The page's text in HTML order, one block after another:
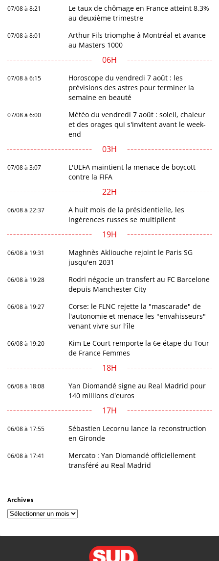
07/08 à 8:21
Le taux de chômage en France atteint 8,3%
au deuxième trimestre
07/08 à 8:01
Arthur Fils triomphe à Montréal et avance
au Masters 1000
06H
07/08 à 6:15
Horoscope du vendredi 7 août : les
prévisions des astres pour terminer la
semaine en beauté
07/08 à 6:00
Météo du vendredi 7 août : soleil, chaleur
et des orages qui s'invitent avant le week-
end
03H
07/08 à 3:07
L'UEFA maintient la menace de boycott
contre la FIFA
22H
06/08 à 22:37
A huit mois de la présidentielle, les
ingérences russes se multiplient
19H
06/08 à 19:31
Maghnès Akliouche rejoint le Paris SG
jusqu'en 2031
06/08 à 19:28
Rodri négocie un transfert au FC Barcelone
depuis Manchester City
06/08 à 19:27
Corse: le FLNC rejette la "mascarade" de
l'autonomie et menace les "envahisseurs"
venant vivre sur l'île
06/08 à 19:20
Kim Le Court remporte la 6e étape du Tour
de France Femmes
18H
06/08 à 18:08
Yan Diomandé signe au Real Madrid pour
140 millions d'euros
17H
06/08 à 17:55
Sébastien Lecornu lance la reconstruction
en Gironde
06/08 à 17:41
Mercato : Yan Diomandé officiellement
transféré au Real Madrid
Archives
Archives